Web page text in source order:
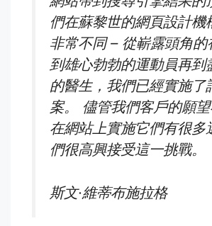
們在蘇黎世的網頁設計機
非常不同 – 從嶄露頭角的
到雄心勃勃的運動員再到
的醫生，我們已經實施了
案。 儘管我們客戶的願
在網站上實施它們有很多
們很高興接受這一挑戰。
斯文·維蒂布施拉格